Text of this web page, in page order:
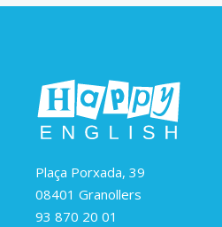
Plaça Porxada, 39
08401 Granollers
93 870 20 01